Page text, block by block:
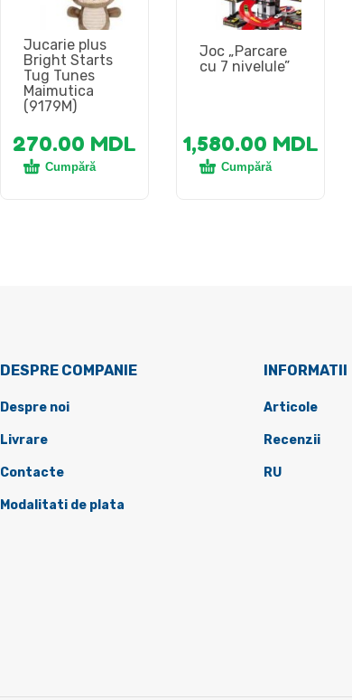
Jucarie plus
Bright Starts
Tug Tunes
Maimutica
(9179M)
270.00 MDL
Cumpără
Joc „Parcare
cu 7 nivelule”
1,580.00 MDL
Cumpără
DESPRE COMPANIE
Despre noi
Livrare
Contacte
Modalitati de plata
INFORMATII
Articole
Recenzii
RU